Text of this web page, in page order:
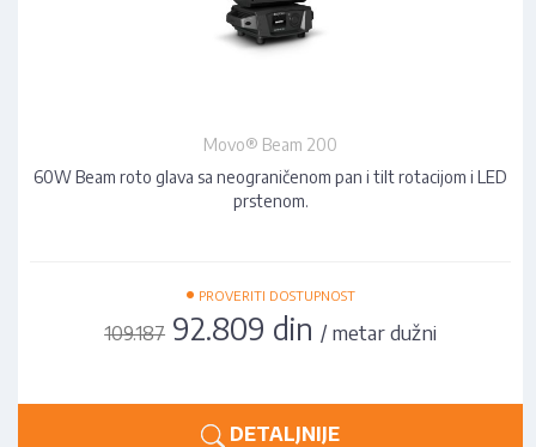
Movo® Beam 200
60W Beam roto glava sa neograničenom pan i tilt rotacijom i LED
prstenom.
• PROVERITI DOSTUPNOST
109.187 92.809 din / metar dužni
DETALJNIJE